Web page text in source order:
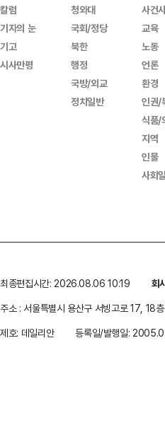
칼럼
기자의 눈
기고
시사만평
청와대
국회/정당
북한
행정
국방/외교
정치일반
사건
교육
노동
언론
환경
인권/
식품/
지역
인물
사회
최종편집시간: 2026.08.06 10:19 회
주소 : 서울특별시 용산구 서빙고로 17, 18
제호: 데일리안
등록일/발행일: